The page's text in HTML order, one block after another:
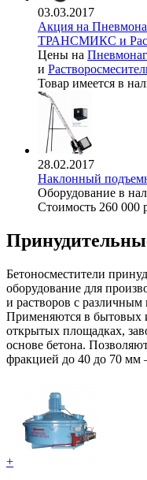
03.03.2017
Акция на
ТРАНСМИКС и
Цены на
и
Товар имеется в
28.02.2017
Наклонный
Оборудование в
Стоимость 260 000
Бетоносместители
оборудование для
и растворов с
Применяются в бытовых
открытых площадках,
основе бетона.
фракцией до 40 до 70
+